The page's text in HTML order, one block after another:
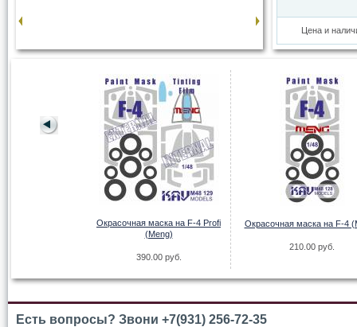
Цена и
Окрасочная маска на F-4 Profi
(Meng)
390.00 руб.
Окрасочная маска на F-4
210.00 руб.
Есть вопросы? Звони +7(931) 256-72-35